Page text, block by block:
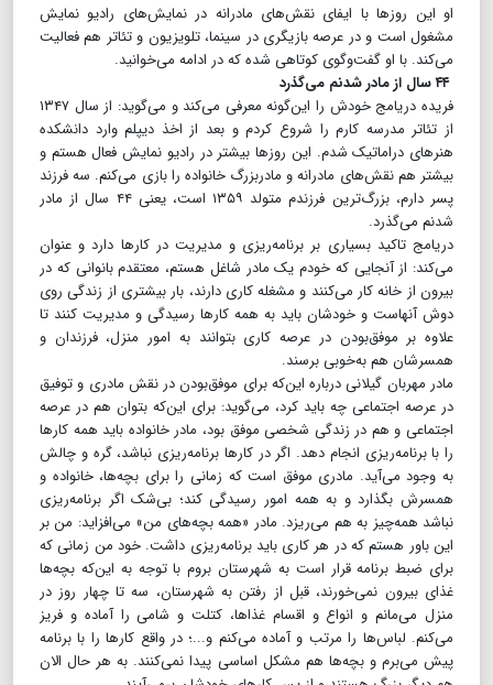
او این روزها با ایفای نقش‌های مادرانه در نمایش‌های رادیو نمایش
مشغول است و در عرصه بازیگری در سینما، تلویزیون و تئاتر هم فعالیت
می‌کند. با او گفت‌وگوی کوتاهی شده که در ادامه می‌خوانید.
۴۴ سال از مادر شدنم می‌گذرد
فریده دریامج خودش را این‌گونه معرفی می‌کند و می‌گوید: از سال ۱۳۴۷
از تئاتر مدرسه کارم را شروع کردم و بعد از اخذ دیپلم وارد دانشکده
هنرهای دراماتیک شدم. این روزها بیشتر در رادیو نمایش فعال هستم و
بیشتر هم نقش‌های مادرانه و مادربزرگ خانواده را بازی می‌کنم. سه فرزند
پسر دارم، بزرگ‌ترین فرزندم متولد ۱۳۵۹ است، یعنی ۴۴ سال از مادر
شدنم می‌گذرد.
دریامج تاکید بسیاری بر برنامه‌ریزی و مدیریت در کارها دارد و عنوان
می‌کند: از آنجایی که خودم یک مادر شاغل هستم، معتقدم بانوانی که در
بیرون از خانه کار می‌کنند و مشغله کاری دارند، بار بیشتری از زندگی روی
دوش آنهاست و خودشان باید به همه کارها رسیدگی و مدیریت کنند تا
علاوه بر موفق‌بودن در عرصه کاری بتوانند به امور منزل، فرزندان و
همسرشان هم به‌خوبی برسند.
مادر مهربان گیلانی درباره این‌که برای موفق‌بودن در نقش مادری و توفیق
در عرصه اجتماعی چه باید کرد، می‌گوید: برای این‌که بتوان هم در عرصه
اجتماعی و هم در زندگی شخصی موفق بود، مادر خانواده باید همه کارها
را با برنامه‌ریزی انجام دهد. اگر در کارها برنامه‌ریزی نباشد، گره و چالش
به وجود می‌آید. مادری موفق است که زمانی را برای بچه‌ها، خانواده و
همسرش بگذارد و به همه امور رسیدگی کند؛ بی‌شک اگر برنامه‌ریزی
نباشد همه‌چیز به هم می‌ریزد. مادر «همه بچه‌های من» می‌افزاید: من بر
این باور هستم که در هر کاری باید برنامه‌ریزی داشت. خود من زمانی که
برای ضبط برنامه قرار است به شهرستان بروم با توجه به این‌که بچه‌ها
غذای بیرون نمی‌خورند، قبل از رفتن به شهرستان، سه تا چهار روز در
منزل می‌مانم و انواع و اقسام غذاها، کتلت و شامی را آماده و فریز
می‌کنم. لباس‌ها را مرتب و آماده می‌کنم و...؛ در واقع کارها را با برنامه
پیش می‌برم و بچه‌ها هم مشکل اساسی پیدا نمی‌کنند. به هر حال الان